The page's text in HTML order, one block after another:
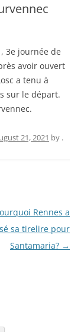
3e journée de
avoir ouvert
a tenu à
sur le départ.
21, 2021 by .
Rennes a
sa tirelire pour
Santamaria? →